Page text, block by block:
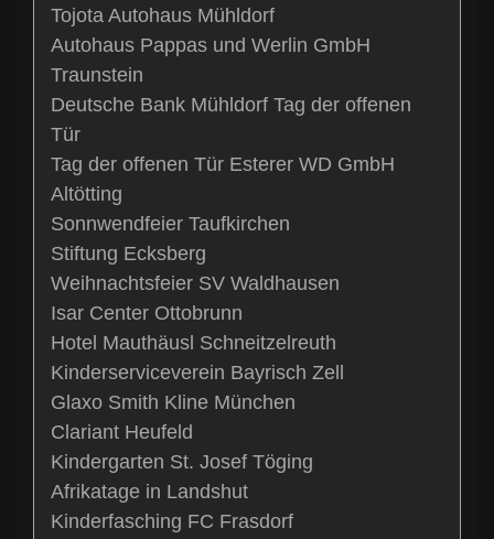
Tojota Autohaus Mühldorf
Autohaus Pappas und Werlin GmbH
Traunstein
Deutsche Bank Mühldorf Tag der offenen
Tür
Tag der offenen Tür Esterer WD GmbH
Altötting
Sonnwendfeier Taufkirchen
Stiftung Ecksberg
Weihnachtsfeier SV Waldhausen
Isar Center Ottobrunn
Hotel Mauthäusl Schneitzelreuth
Kinderserviceverein Bayrisch Zell
Glaxo Smith Kline München
Clariant Heufeld
Kindergarten St. Josef Töging
Afrikatage in Landshut
Kinderfasching FC Frasdorf